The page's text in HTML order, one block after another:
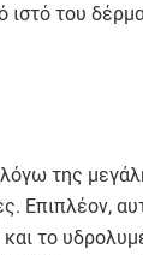
του
της
Επιπλέον,
το